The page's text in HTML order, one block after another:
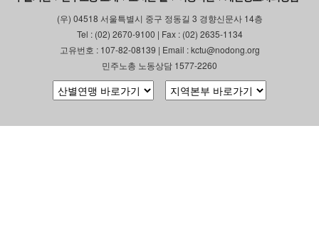
(우) 04518 서울특별시 중구 정동길 3 경향신문사 14층
Tel : (02) 2670-9100 | Fax : (02) 2635-1134
고유번호 : 107-82-08139 | Email : kctu@nodong.org
민주노총 노동상담 1577-2260